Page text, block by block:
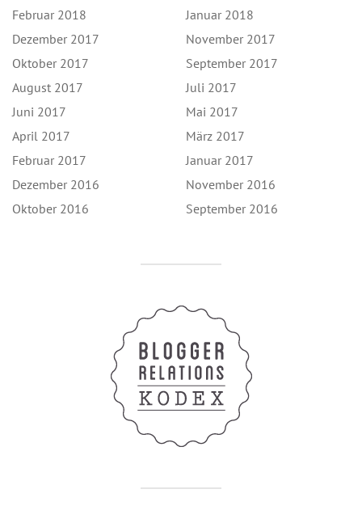
Februar 2018
Januar 2018
Dezember 2017
November 2017
Oktober 2017
September 2017
August 2017
Juli 2017
Juni 2017
Mai 2017
April 2017
März 2017
Februar 2017
Januar 2017
Dezember 2016
November 2016
Oktober 2016
September 2016